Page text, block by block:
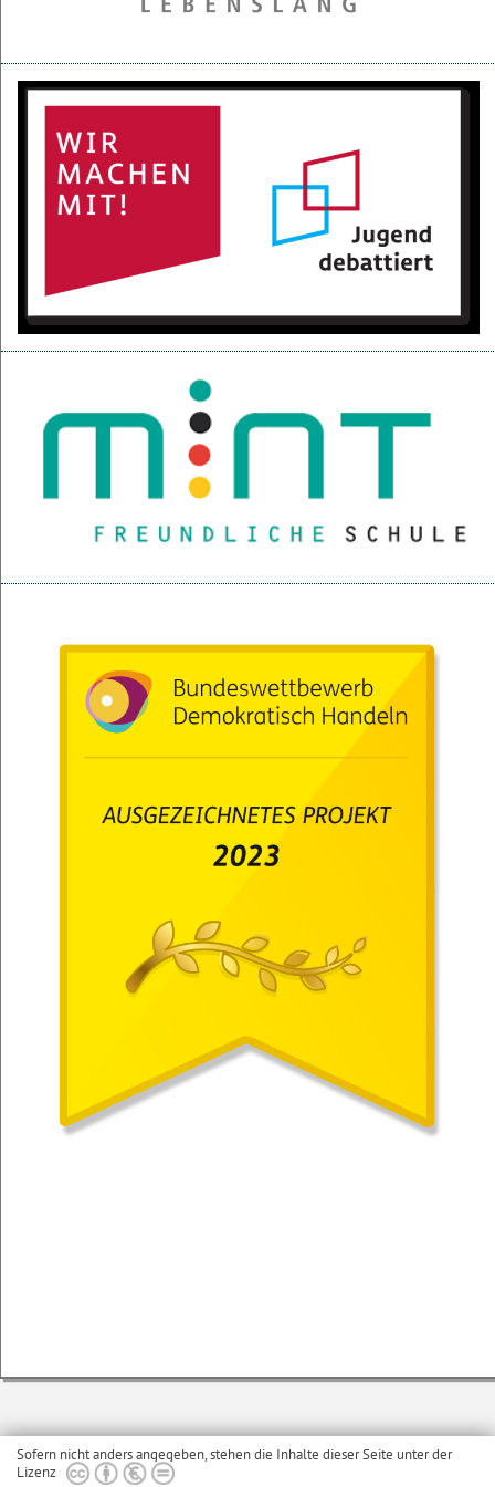
Projektpräsentation der 6d für den BGC
16.05.2025
Kurzfilme über den Izmir-Austausch im Kino
22.04.2025
KI-Fortbildung der Lehrerschaft
Null-Tage-Feier und Ferien!
Sofern nicht anders angegeben, stehen die Inhalte dieser Seite unter der
Lizenz